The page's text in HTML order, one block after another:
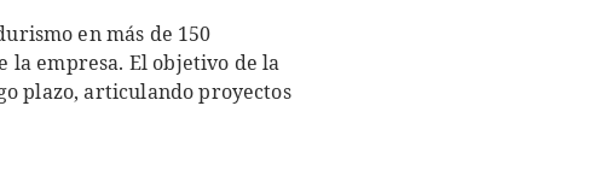
en más de 150
la empresa. El objetivo de la
plazo, articulando proyectos